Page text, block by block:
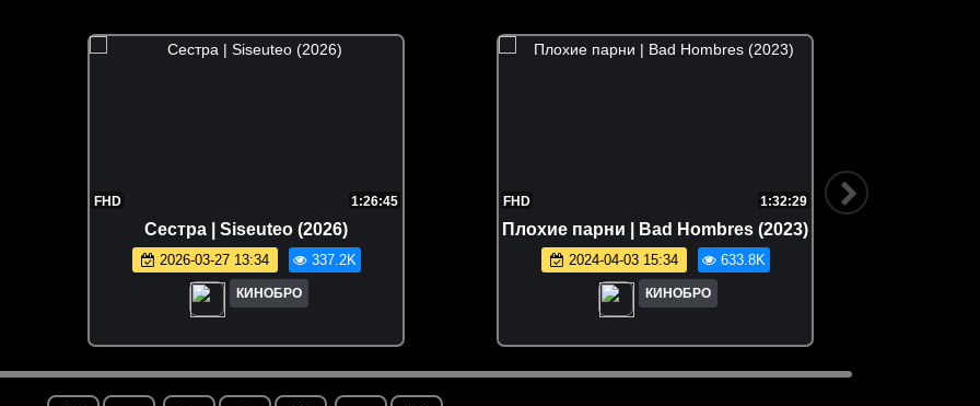
FHD 1:26:45
Сестра | Siseuteo (2026)
2026-03-27 13:34 337.2K
КИНОБРО
FHD 1:32:29
Плoxие пapни | Bad Hombres (2023)
2024-04-03 15:34 633.8K
КИНОБРО